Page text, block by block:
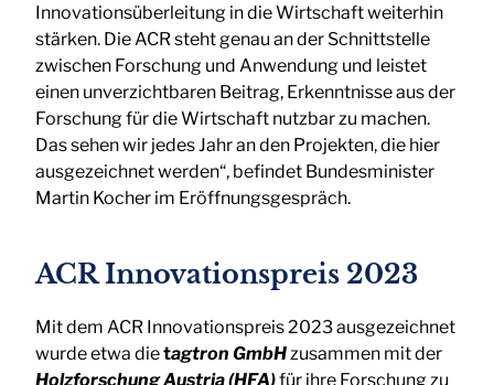
Innovationsüberleitung in die Wirtschaft weiterhin
stärken. Die ACR steht genau an der Schnittstelle
zwischen Forschung und Anwendung und leistet
einen unverzichtbaren Beitrag, Erkenntnisse aus der
Forschung für die Wirtschaft nutzbar zu machen.
Das sehen wir jedes Jahr an den Projekten, die hier
ausgezeichnet werden“, befindet Bundesminister
Martin Kocher im Eröffnungsgespräch.
ACR Innovationspreis 2023
Mit dem ACR Innovationspreis 2023 ausgezeichnet
wurde etwa dietagtron GmbHzusammen mit der
Holzforschung Austria (HFA)für ihre Forschung zu